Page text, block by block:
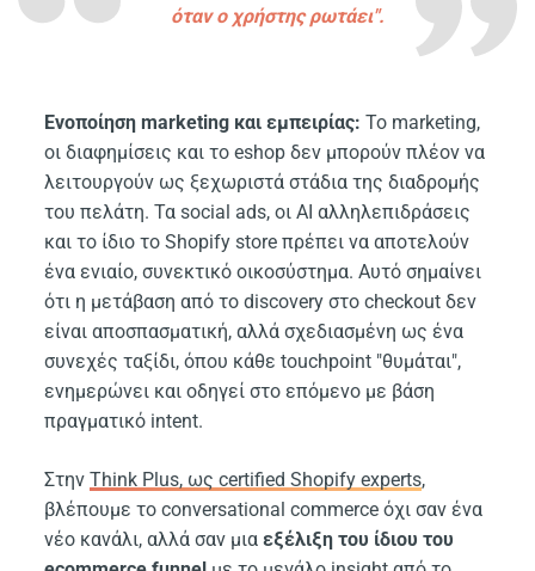
όταν ο χρήστης ρωτάει".
Ενοποίηση marketing και εμπειρίας: Το marketing,
οι διαφημίσεις και το eshop δεν μπορούν πλέον να
λειτουργούν ως ξεχωριστά στάδια της διαδρομής
του πελάτη. Τα social ads, οι AI αλληλεπιδράσεις
και το ίδιο το Shopify store πρέπει να αποτελούν
ένα ενιαίο, συνεκτικό οικοσύστημα. Αυτό σημαίνει
ότι η μετάβαση από το discovery στο checkout δεν
είναι αποσπασματική, αλλά σχεδιασμένη ως ένα
συνεχές ταξίδι, όπου κάθε touchpoint "θυμάται",
ενημερώνει και οδηγεί στο επόμενο με βάση
πραγματικό intent.
ΣτηνThink Plus, ως certified Shopify experts,
βλέπουμε το conversational commerce όχι σαν ένα
νέο κανάλι, αλλά σαν μιαεξέλιξη του ίδιου του